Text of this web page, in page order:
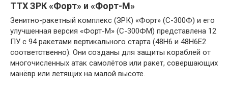
ТТХ ЗРК «Форт» и «Форт-М»
Зенитно-ракетный комплекс (ЗРК) «Форт» (С-300Ф) и его
улучшенная версия «Форт-М» (С-300ФМ) представлена 12
ПУ с 94 ракетами вертикального старта (48Н6 и 48Н6Е2
соответственно). Они созданы для защиты кораблей от
многочисленных атак самолётов или ракет, совершающих
манёвр или летящих на малой высоте.